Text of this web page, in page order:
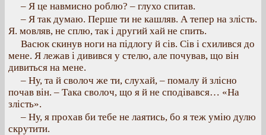
– Я це навмисно роблю? – глухо спитав.
– Я так думаю. Перше ти не кашляв. А тепер на злість.
Я. мовляв, не сплю, так і другий хай не спить.
Васюк скинув ноги на підлогу й сів. Сів і схилився до
мене. Я лежав і дивився у стелю, але почував, що він
дивиться на мене.
– Ну, та й сволоч же ти, слухай, – помалу й злісно
почав він. – Така сволоч, що я й не сподівався… «На
злість».
– Ну, я прохав би тебе не лаятись, бо я теж умію дулю
скрутити.